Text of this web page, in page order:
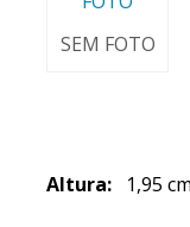
SEM FOTO
Altura: 1,95 cm